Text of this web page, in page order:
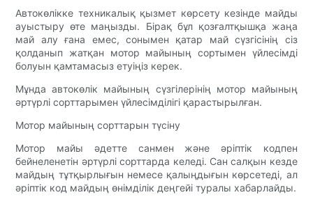
Автокөлікке техникалық қызмет көрсету кезінде майды
ауыстыру өте маңызды. Бірақ бұл қозғалтқышқа жаңа
май алу ғана емес, сонымен қатар май сүзгісінің сіз
қолданып жатқан мотор майының сортымен үйлесімді
болуын қамтамасыз етуіңіз керек.
Мұнда автокөлік майының сүзгілерінің мотор майының
әртүрлі сорттарымен үйлесімділігі қарастырылған.
Мотор майының сорттарын түсіну
Мотор майы әдетте санмен және әріптік кодпен
бейнеленетін әртүрлі сорттарда келеді. Сан салқын кезде
майдың тұтқырлығын немесе қалыңдығын көрсетеді, ал
әріптік код майдың өнімділік деңгейі туралы хабарлайды.